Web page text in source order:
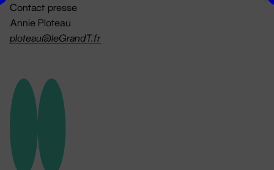
Contact presse
Annie Ploteau
ploteau@leGrandT.fr